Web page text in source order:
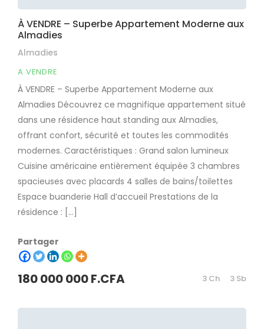
À VENDRE – Superbe Appartement Moderne aux
Almadies
Almadies
A VENDRE
À VENDRE – Superbe Appartement Moderne aux
Almadies Découvrez ce magnifique appartement situé
dans une résidence haut standing aux Almadies,
offrant confort, sécurité et toutes les commodités
modernes. Caractéristiques : Grand salon lumineux
Cuisine américaine entièrement équipée 3 chambres
spacieuses avec placards 4 salles de bains/toilettes
Espace buanderie Hall d’accueil Prestations de la
résidence : […]
Partager
180 000 000 F.CFA 3 Ch 3 Sb